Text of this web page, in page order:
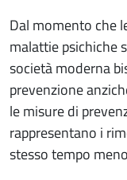
Dal momento che
malattie psichiche
società moderna
prevenzione
le misure di
rappresentano i
stesso tempo